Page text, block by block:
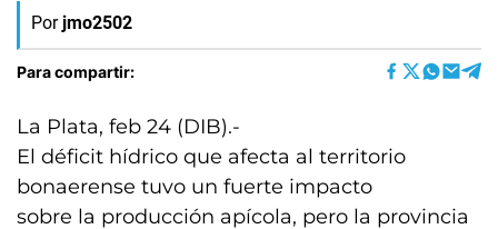
Por jmo2502
Para compartir:
La Plata, feb 24 (DIB).-
El déficit hídrico que afecta al territorio
bonaerense tuvo un fuerte impacto
sobre la producción apícola, pero la provincia